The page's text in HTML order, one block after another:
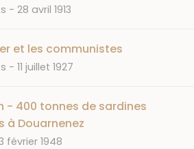
DATE
28 avril 1913
et les communistes
DATE
11 juillet 1927
- 400 tonnes de sardines
à Douarnenez
février 1948